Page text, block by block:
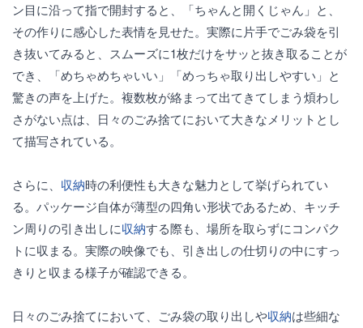
ン目に沿って指で開封すると、「ちゃんと開くじゃん」と、
その作りに感心した表情を見せた。実際に片手でごみ袋を引
き抜いてみると、スムーズに1枚だけをサッと抜き取ることが
でき、「めちゃめちゃいい」「めっちゃ取り出しやすい」と
驚きの声を上げた。複数枚が絡まって出てきてしまう煩わし
さがない点は、日々のごみ捨てにおいて大きなメリットとし
て描写されている。
さらに、 収納時の利便性も大きな魅力として挙げられてい
る。パッケージ自体が薄型の四角い形状であるため、キッチ
ン周りの引き出しに収納する際も、場所を取らずにコンパク
トに収まる。実際の映像でも、引き出しの仕切りの中にすっ
きりと収まる様子が確認できる。
日々のごみ捨てにおいて、ごみ袋の取り出しや収納は些細な